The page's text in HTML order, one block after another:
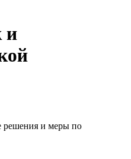
и
решения и меры по